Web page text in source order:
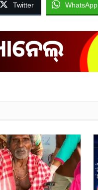
Twitter WhatsApp